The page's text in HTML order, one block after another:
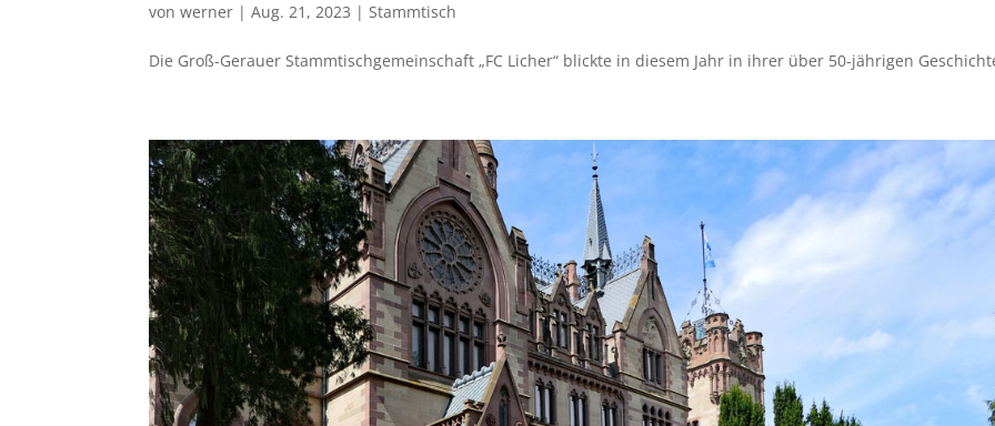
vonwerner |Aug. 21, 2023 | Stammtisch
Die Groß-Gerauer Stammtischgemeinschaft „FC Licher“ blickte in diesem Jahr in ihrer über 50-jährigen